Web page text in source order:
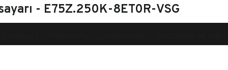
- E75Z.250K-8ET0R-VSG